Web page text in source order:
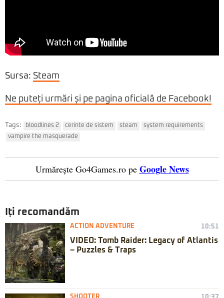
Sursa: Steam
Ne puteți urmări și pe pagina oficială de Facebook!
Tags: bloodlines 2 cerinte de sistem steam
system requirements
vampire the masquerade
Urmărește Go4Games.ro pe Google News
Iți recomandăm
ACTION ADVENTURE 10:51
VIDEO: Tomb Raider: Legacy of Atlantis
– Puzzles & Traps